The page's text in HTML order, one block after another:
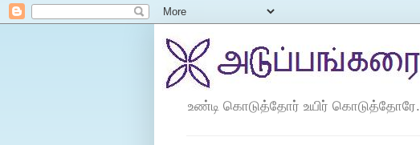
உண்டி கொடுத்தோர் உயிர் கொடுத்தோரே.